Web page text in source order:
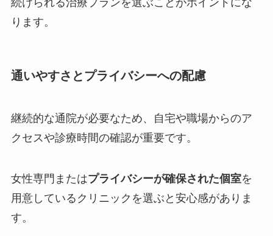
続けられる治療プランを選ぶことがポイントにな
ります。
通いやすさとプライバシーへの配慮
継続的な通院が必要なため、自宅や職場からのア
クセスや診療時間の確認が重要です。
女性専門またはプライバシーが確保された個室を
用意しているクリニックを選ぶと安心感がありま
す。